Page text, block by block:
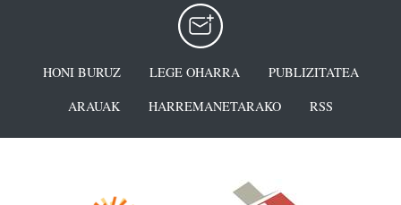
HONI BURUZ LEGE OHARRA
PUBLIZITATEA
ARAUAK
HARREMANETARAKO RSS